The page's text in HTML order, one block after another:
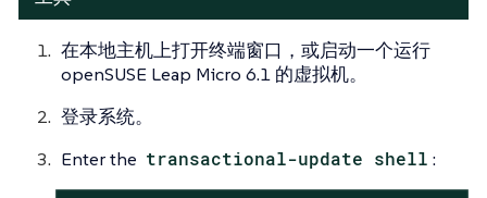
在本地主机上打开终端窗口，或启动一个运行
openSUSE Leap Micro 6.1 的虚拟机。
登录系统。
Enter the transactional-update shell :